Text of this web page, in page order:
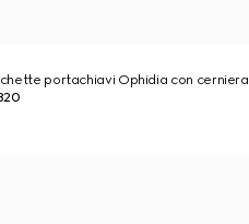
portachiavi Ophidia con cerniera